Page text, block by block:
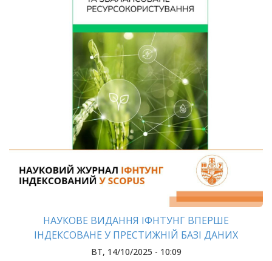
НАУКОВЕ ВИДАННЯ ІФНТУНГ ВПЕРШЕ
ІНДЕКСОВАНЕ У ПРЕСТИЖНІЙ БАЗІ ДАНИХ
ВТ, 14/10/2025 - 10:09